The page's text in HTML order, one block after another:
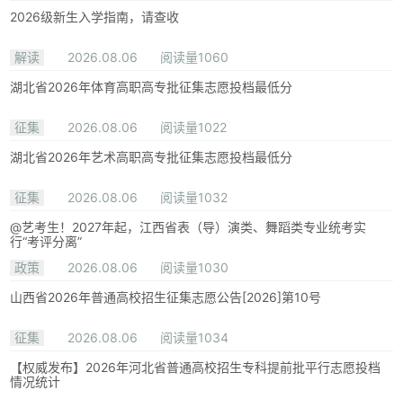
2026级新生入学指南，请查收
解读 2026.08.06
阅读量1060
湖北省2026年体育高职高专批征集志愿投档最低分
征集 2026.08.06
阅读量1022
湖北省2026年艺术高职高专批征集志愿投档最低分
征集 2026.08.06
阅读量1032
@艺考生！2027年起，江西省表（导）演类、舞蹈类专业统考实
行“考评分离”
政策
2026.08.06
阅读量1030
山西省2026年普通高校招生征集志愿公告[2026]第10号
征集 2026.08.06
阅读量1034
【权威发布】2026年河北省普通高校招生专科提前批平行志愿投档
情况统计